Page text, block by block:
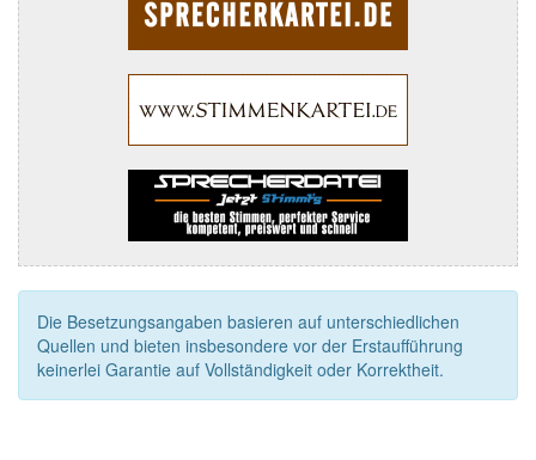
Die Besetzungsangaben basieren auf unterschiedlichen
Quellen und bieten insbesondere vor der Erstaufführung
keinerlei Garantie auf Vollständigkeit oder Korrektheit.